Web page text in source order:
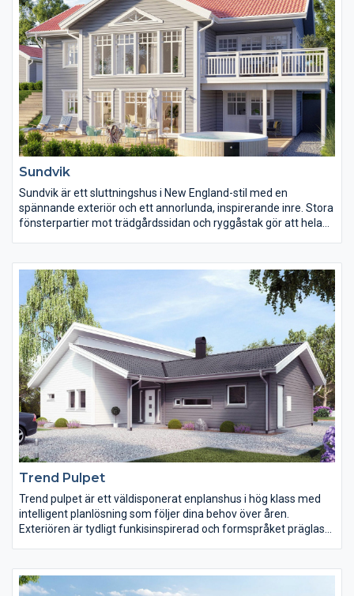
Sundvik
Sundvik är ett sluttningshus i New England-stil med en
spännande exteriör och ett annorlunda, inspirerande inre. Stora
fönsterpartier mot trädgårdssidan och ryggåstak gör att hela
entrésida och trädgård.
Trend Pulpet
Trend pulpet är ett väldisponerat enplanshus i hög klass med
intelligent planlösning som följer dina behov över åren.
Exteriören är tydligt funkisinspirerad och formspråket präglas
Invändigt är Trend välkomnande med generösa fönster från
golv till tak som sprider ljus i stora delar av huset.